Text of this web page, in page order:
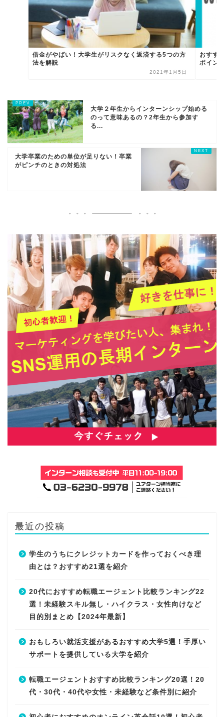
借金がやばい！大学生がリスクなく返済する5つの方
法を解説
2021年1月5日
おすす
ポイン
大学２年生からインターンシップ始める
のって意味あるの？2年生から参加す
る...
大学卒業のための単位が足りない！卒業
がピンチのときの対処法
最近の投稿
学生のうちにクレジットカードを作っておくべき理
由とは？おすすめ21選を紹介
20代におすすめ転職エージェント比較ランキング22
選！未経験スキル無し・ハイクラス・女性向けなど
目的別まとめ【2024年最新】
おもしろい就活支援があるおすすめ大学5選！手厚い
サポートを提供している大学を紹介
転職エージェントおすすめ比較ランキング20選！20
代・30代・40代や女性・未経験など条件別に紹介